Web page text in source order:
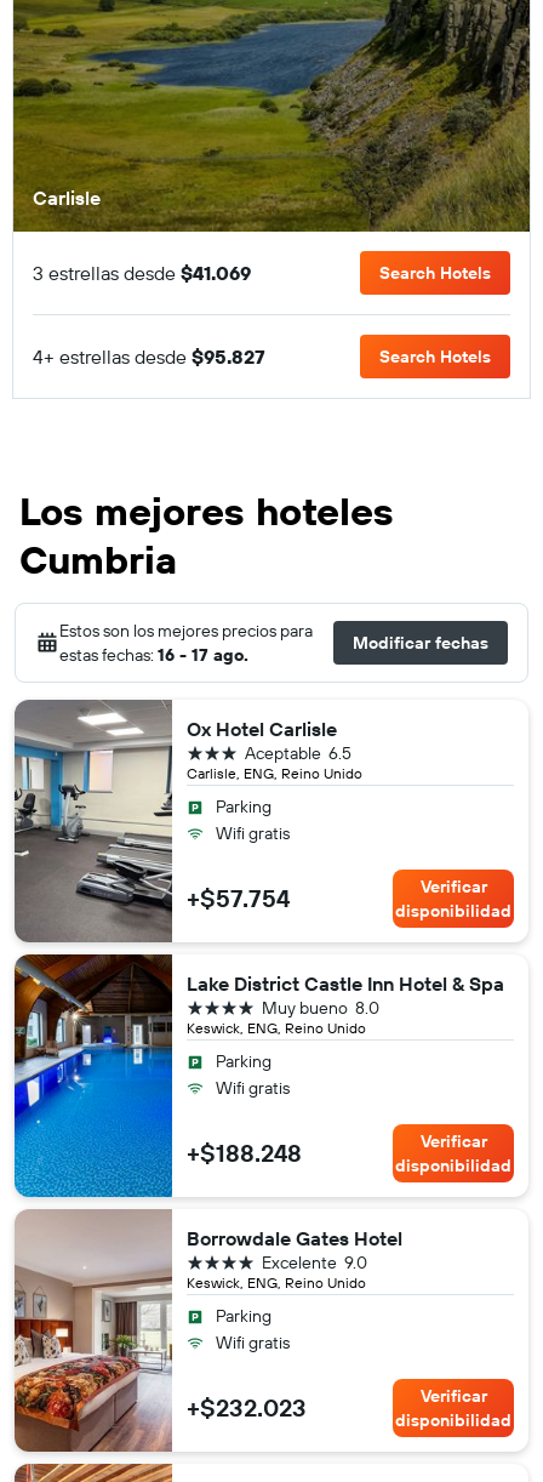
Carlisle
3 estrellas desde $41.069 Search Hotels
4+ estrellas desde $95.827 Search Hotels
Los mejores hoteles
Cumbria
Estos son los mejores precios para
estas fechas: 16 - 17 ago.
Modificar fechas
Ox Hotel Carlisle
Carlisle, ENG, Reino Unido
6.5
Aceptable
3 estrellas
Parking
Wifi gratis
+$57.754
Verificar
disponibilidad
Lake District Castle Inn Hotel & Spa
Keswick, ENG, Reino Unido
8.0
Muy bueno
4 estrellas
Parking
Wifi gratis
+$188.248
Verificar
disponibilidad
Borrowdale Gates Hotel
Keswick, ENG, Reino Unido
9.0
Excelente
4 estrellas
Parking
Wifi gratis
+$232.023
Verificar
disponibilidad